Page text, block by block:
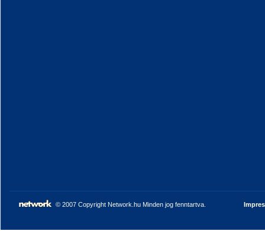
© 2007 Copyright Network.hu Minden jog fenntartva.